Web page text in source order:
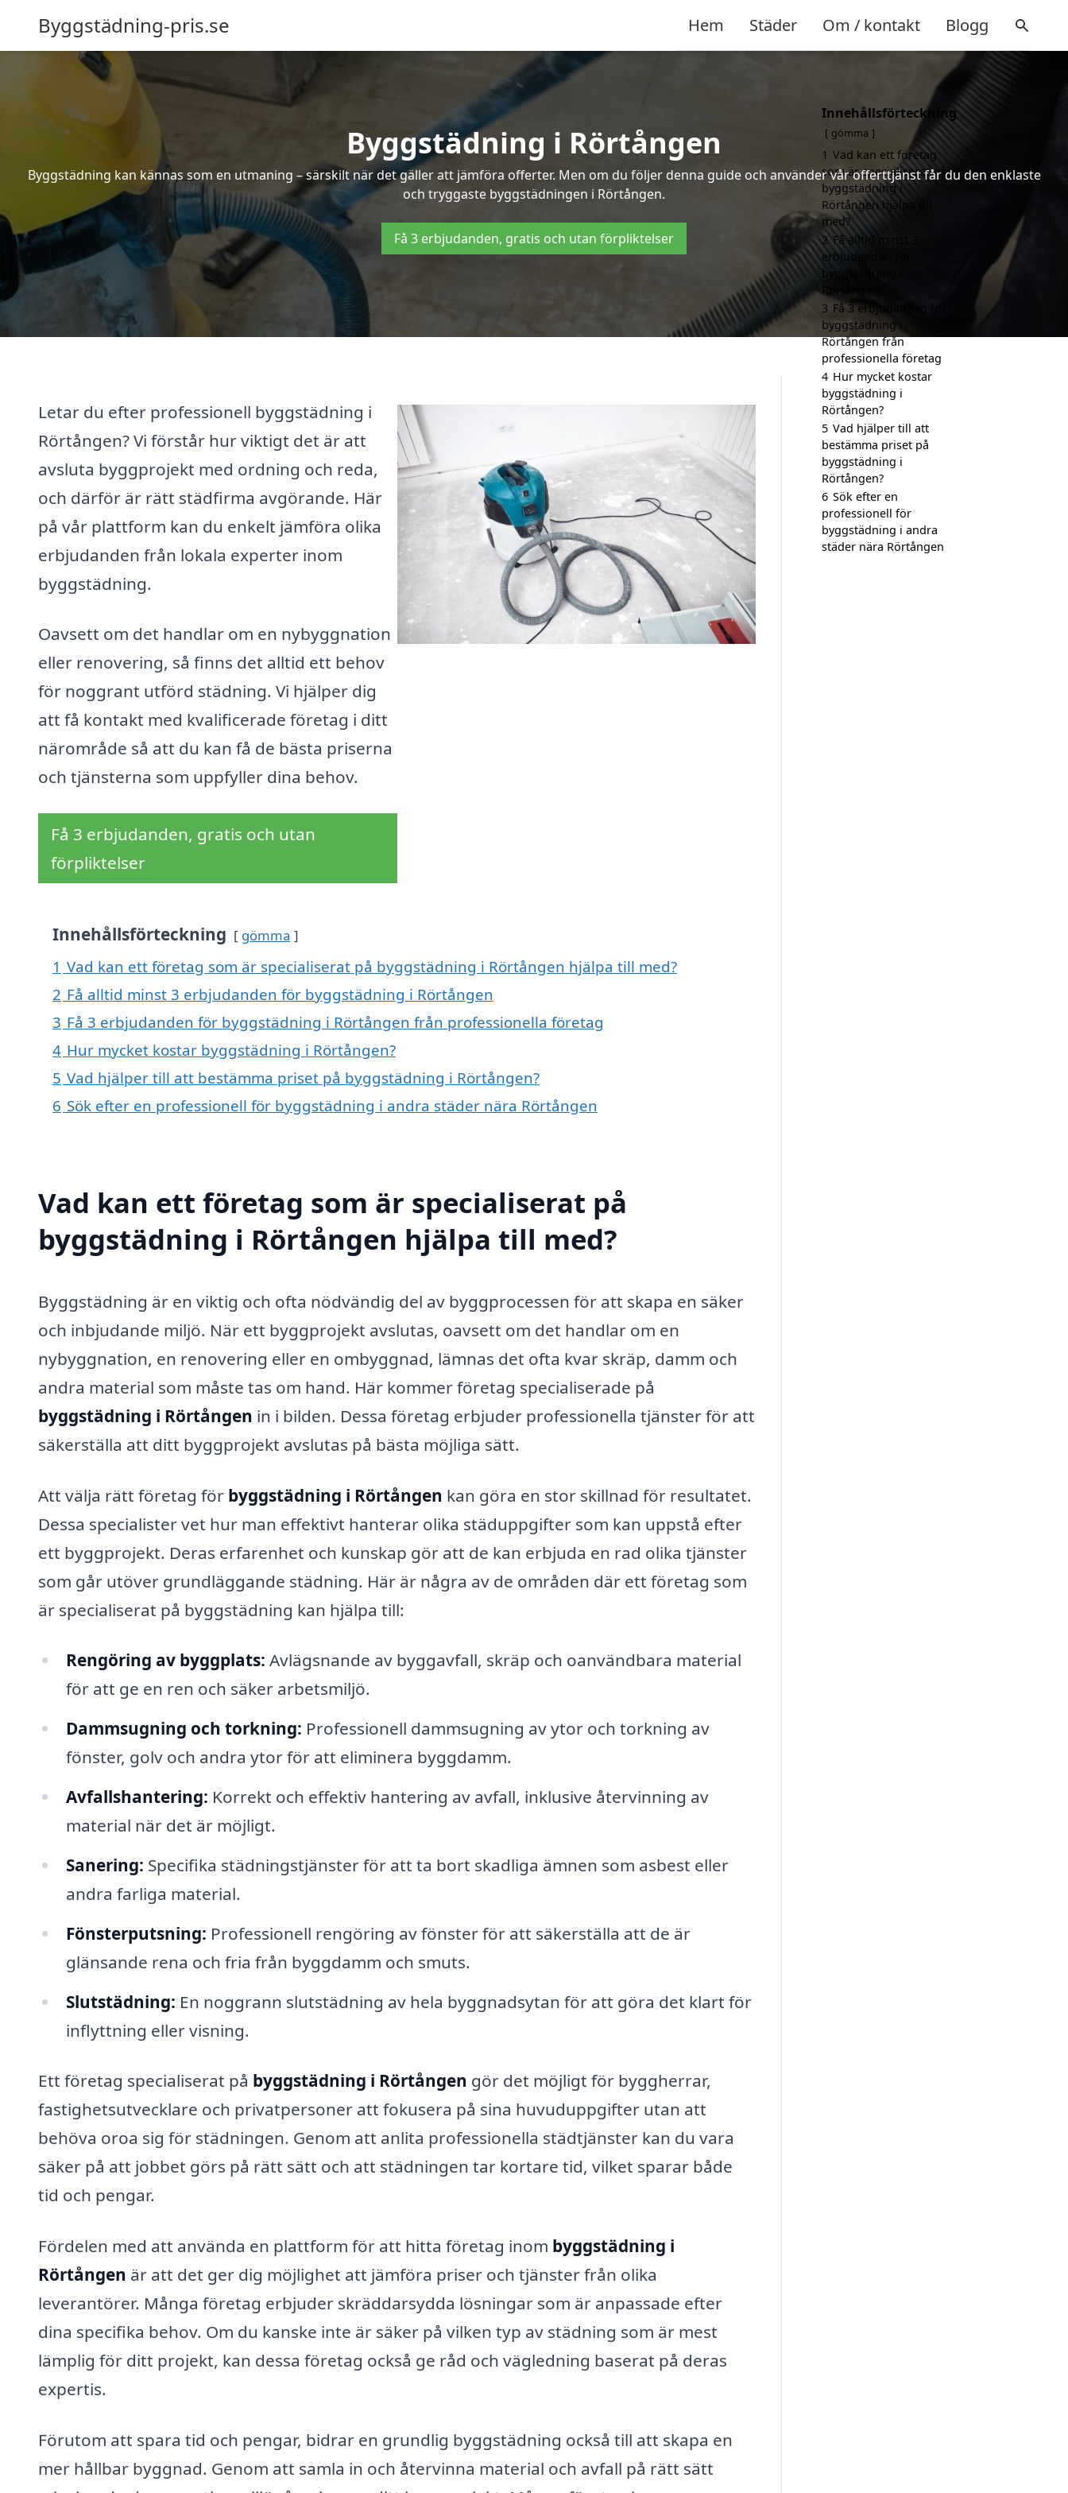
Byggstädning-pris.se Hem Städer Om / kontakt Blogg
Byggstädning i Rörtången
Byggstädning kan kännas som en utmaning – särskilt när det gäller att jämföra offerter. Men om du följer denna guide och använder vår offerttjänst får du den enklaste
och tryggaste byggstädningen i Rörtången.
Få 3 erbjudanden, gratis och utan förpliktelser
Letar du efter professionell byggstädning i
Rörtången? Vi förstår hur viktigt det är att
avsluta byggprojekt med ordning och reda,
och därför är rätt städfirma avgörande. Här
på vår plattform kan du enkelt jämföra olika
erbjudanden från lokala experter inom
byggstädning.
Oavsett om det handlar om en nybyggnation
eller renovering, så finns det alltid ett behov
för noggrant utförd städning. Vi hjälper dig
att få kontakt med kvalificerade företag i ditt
närområde så att du kan få de bästa priserna
och tjänsterna som uppfyller dina behov.
Få 3 erbjudanden, gratis och utan
förpliktelser
Innehållsförteckning gömma
1 Vad kan ett företag som är specialiserat på byggstädning i Rörtången hjälpa till med?
2 Få alltid minst 3 erbjudanden för byggstädning i Rörtången
3 Få 3 erbjudanden för byggstädning i Rörtången från professionella företag
4 Hur mycket kostar byggstädning i Rörtången?
5 Vad hjälper till att bestämma priset på byggstädning i Rörtången?
6 Sök efter en professionell för byggstädning i andra städer nära Rörtången
Vad kan ett företag som är specialiserat på
byggstädning i Rörtången hjälpa till med?
Byggstädning är en viktig och ofta nödvändig del av byggprocessen för att skapa en säker
och inbjudande miljö. När ett byggprojekt avslutas, oavsett om det handlar om en
nybyggnation, en renovering eller en ombyggnad, lämnas det ofta kvar skräp, damm och
andra material som måste tas om hand. Här kommer företag specialiserade på
byggstädning i Rörtången in i bilden. Dessa företag erbjuder professionella tjänster för att
säkerställa att ditt byggprojekt avslutas på bästa möjliga sätt.
Att välja rätt företag för byggstädning i Rörtången kan göra en stor skillnad för resultatet.
Dessa specialister vet hur man effektivt hanterar olika städuppgifter som kan uppstå efter
ett byggprojekt. Deras erfarenhet och kunskap gör att de kan erbjuda en rad olika tjänster
som går utöver grundläggande städning. Här är några av de områden där ett företag som
är specialiserat på byggstädning kan hjälpa till:
Rengöring av byggplats: Avlägsnande av byggavfall, skräp och oanvändbara material
för att ge en ren och säker arbetsmiljö.
Dammsugning och torkning: Professionell dammsugning av ytor och torkning av
fönster, golv och andra ytor för att eliminera byggdamm.
Avfallshantering: Korrekt och effektiv hantering av avfall, inklusive återvinning av
material när det är möjligt.
Sanering: Specifika städningstjänster för att ta bort skadliga ämnen som asbest eller
andra farliga material.
Fönsterputsning: Professionell rengöring av fönster för att säkerställa att de är
glänsande rena och fria från byggdamm och smuts.
Slutstädning: En noggrann slutstädning av hela byggnadsytan för att göra det klart för
inflyttning eller visning.
Ett företag specialiserat på byggstädning i Rörtången gör det möjligt för byggherrar,
fastighetsutvecklare och privatpersoner att fokusera på sina huvuduppgifter utan att
behöva oroa sig för städningen. Genom att anlita professionella städtjänster kan du vara
säker på att jobbet görs på rätt sätt och att städningen tar kortare tid, vilket sparar både
tid och pengar.
Fördelen med att använda en plattform för att hitta företag inom byggstädning i
Rörtången är att det ger dig möjlighet att jämföra priser och tjänster från olika
leverantörer. Många företag erbjuder skräddarsydda lösningar som är anpassade efter
dina specifika behov. Om du kanske inte är säker på vilken typ av städning som är mest
lämplig för ditt projekt, kan dessa företag också ge råd och vägledning baserat på deras
expertis.
Förutom att spara tid och pengar, bidrar en grundlig byggstädning också till att skapa en
mer hållbar byggnad. Genom att samla in och återvinna material och avfall på rätt sätt
Innehållsförteckning
gömma
1 Vad kan ett företag
som är specialiserat på
byggstädning i
Rörtången hjälpa till
med?
2 Få alltid minst 3
erbjudanden för
byggstädning i
Rörtången
3 Få 3 erbjudanden för
byggstädning i
Rörtången från
professionella företag
4 Hur mycket kostar
byggstädning i
Rörtången?
5 Vad hjälper till att
bestämma priset på
byggstädning i
Rörtången?
6 Sök efter en
professionell för
byggstädning i andra
städer nära Rörtången